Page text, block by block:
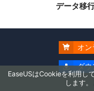
EaseUSはCookieを利用し
します。
データ移
 オ
 ダウ